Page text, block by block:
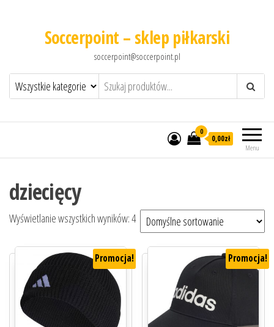
Soccerpoint – sklep piłkarski
soccerpoint@soccerpoint.pl
Menu
0
0,00zł
dziecięcy
Wyświetlanie wszystkich wyników: 4
Promocja! Promocja!